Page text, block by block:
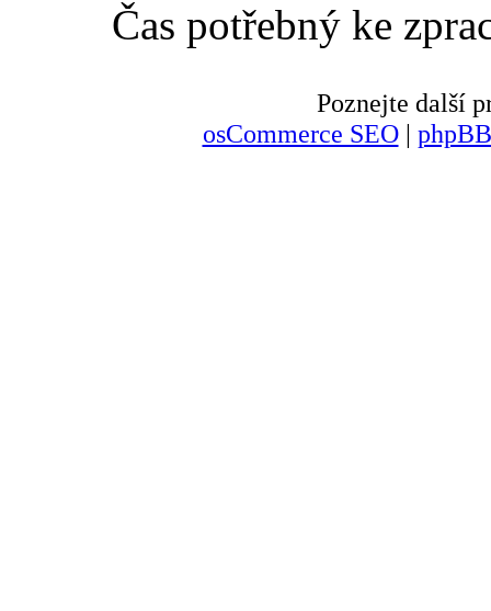
Čas potřebný ke
Poznejte další
osCommerce SEO|